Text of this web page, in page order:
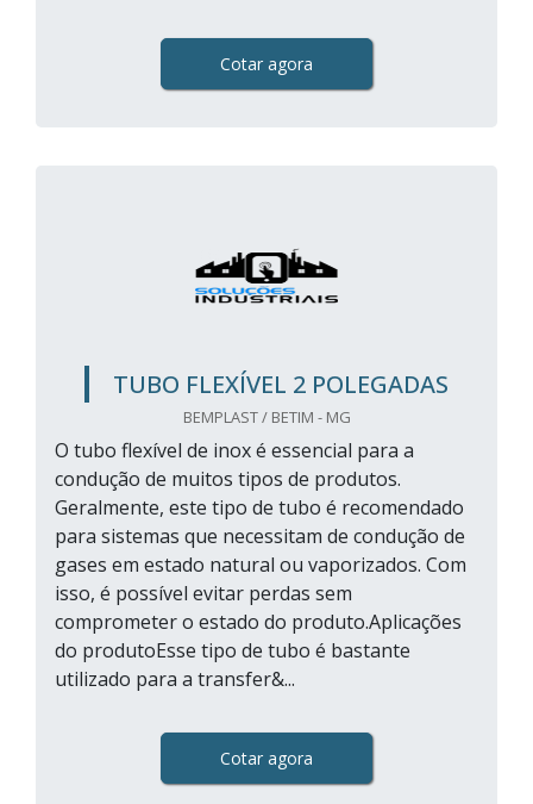
Cotar agora
TUBO FLEXÍVEL 2 POLEGADAS
BEMPLAST / BETIM - MG
O tubo flexível de inox é essencial para a
condução de muitos tipos de produtos.
Geralmente, este tipo de tubo é recomendado
para sistemas que necessitam de condução de
gases em estado natural ou vaporizados. Com
isso, é possível evitar perdas sem
comprometer o estado do produto.Aplicações
do produtoEsse tipo de tubo é bastante
utilizado para a transfer&...
Cotar agora